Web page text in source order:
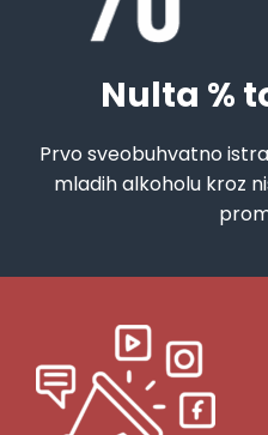
Nulta %
Prvo sveobuhvatno
mladih alkoholu kroz